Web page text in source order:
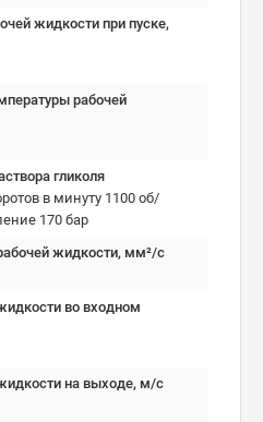
жидкости при пуске,
рабочей
гликоля
в минуту 1100 об/
170 бар
жидкости, мм²/c
во входном
на выходе, м/с